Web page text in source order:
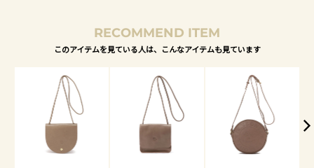
RECOMMEND ITEM
このアイテムを見ている人は、こんなアイテムも見ています